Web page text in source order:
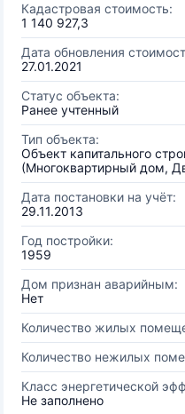
Кадастровая стоимость:
1 140 927,3
Дата обновления
27.01.2021
Статус объекта:
Ранее учтенный
Тип объекта:
Объект капитального
(Многоквартирный дом,
Дата постановки на учёт:
29.11.2013
Год постройки:
1959
Дом признан аварийным:
Нет
Количество жилых
Количество нежилых
Класс энергетической
Не заполнено